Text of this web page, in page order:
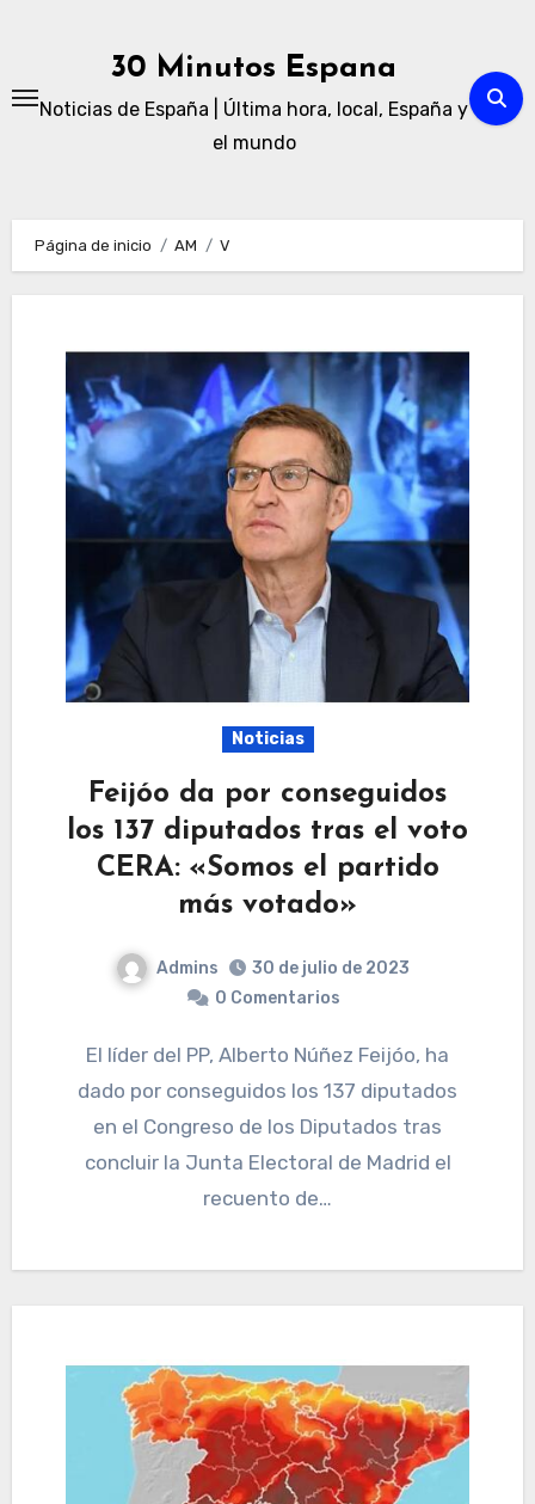
30 Minutos Espana
Noticias de España | Última hora, local, España y
el mundo
Página de inicio AM V
Noticias
Feijóo da por conseguidos
los 137 diputados tras el voto
CERA: «Somos el partido
más votado»
Admins
30 de julio de 2023
0 Comentarios
El líder del PP, Alberto Núñez Feijóo, ha
dado por conseguidos los 137 diputados
en el Congreso de los Diputados tras
concluir la Junta Electoral de Madrid el
recuento de…